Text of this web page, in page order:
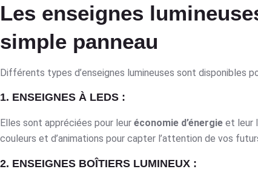
Les enseignes
simple panneau
Différents types d’enseignes lumineuses sont disponibles
1. ENSEIGNES À LEDS :
Elles sont appréciées pour leur économie d’énergie et leur
couleurs et d’animations pour capter l’attention de vos
2. ENSEIGNES BOÎTIERS LUMINEUX :